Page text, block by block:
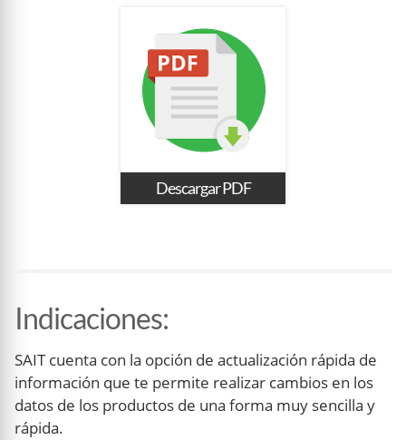
Descargar PDF
Indicaciones:
SAIT cuenta con la opción de actualización rápida de
información que te permite realizar cambios en los
datos de los productos de una forma muy sencilla y
rápida.